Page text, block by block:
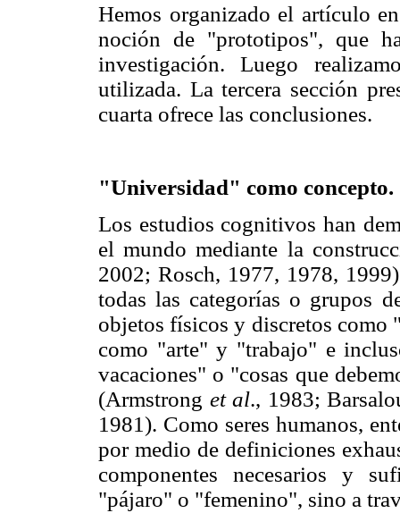
Hemos organizado el artículo
noción de "prototipos", que
investigación. Luego
utilizada. La tercera sección
cuarta ofrece las conclusiones.
"Universidad" como
Los estudios cognitivos han
el mundo mediante la
2002; Rosch, 1977, 1978,
todas las categorías o grupos
objetos físicos y discretos como
como "arte" y "trabajo" e
vacaciones" o "cosas que
(Armstrong et al., 1983;
1981). Como seres humanos,
por medio de definiciones
componentes necesarios y
"pájaro" o "femenino", sino a